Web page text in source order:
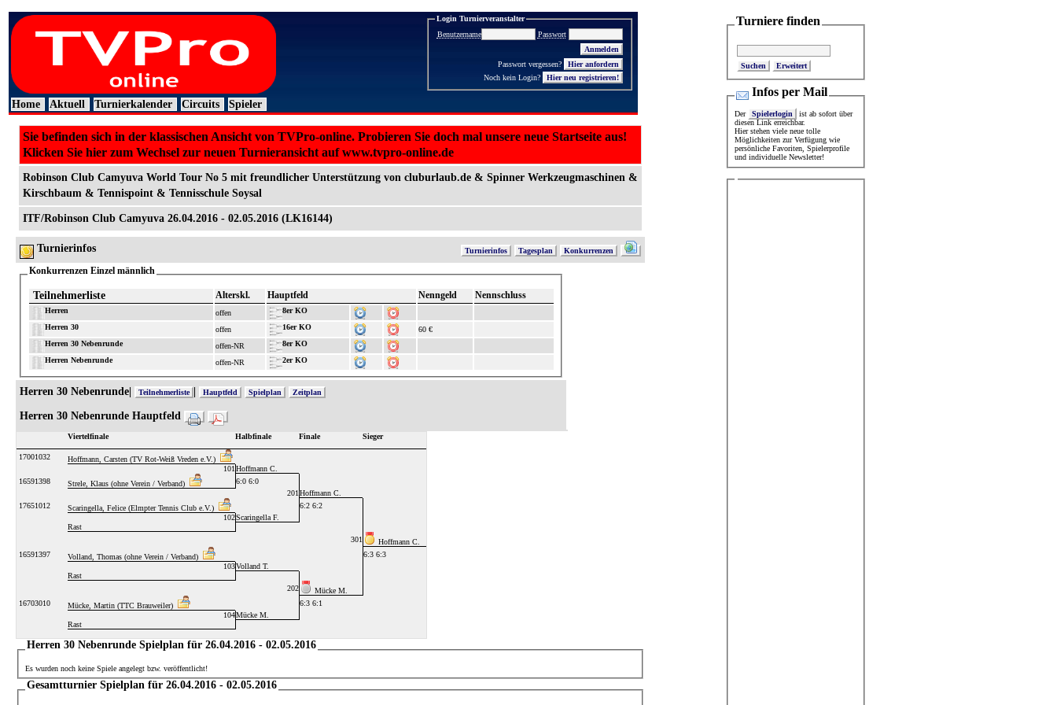
Login Turnierveranstalter
Benutzername
Passwort
Passwort vergessen?
Noch kein Login?
Hier neu registrieren!
Home Aktuell Turnierkalender Circuits Spieler
Sie befinden sich in der klassischen Ansicht von TVPro-online. Probieren Sie doch mal unsere neue Startseite aus!
Klicken Sie hier zum Wechsel zur neuen Turnieransicht auf www.tvpro-online.de
Robinson Club Camyuva World Tour No 5 mit freundlicher Unterstützung von cluburlaub.de & Spinner Werkzeugmaschinen &
Kirschbaum & Tennispoint & Tennisschule Soysal
ITF/Robinson Club Camyuva 26.04.2016 - 02.05.2016 (LK16144)
Turnierinfos Turnierinfos Tagesplan Konkurrenzen
Konkurrenzen Einzel männlich
Teilnehmerliste Alterskl. Hauptfeld Nenngeld Nennschluss
Herren offen
8er KO
Herren 30
offen 16er KO
60 €
Herren 30 Nebenrunde
offen-NR
8er KO
Herren Nebenrunde
offen-NR 2er KO
Herren 30 Nebenrunde| Teilnehmerliste Hauptfeld Spielplan Zeitplan
Herren 30 Nebenrunde Hauptfeld
Viertelfinale Halbfinale Finale Sieger
17001032
Hoffmann, Carsten (TV Rot-Weiß Vreden e.V.)
101 Hoffmann C.
16591398
Strele, Klaus (ohne Verein / Verband)
6:0 6:0
201 Hoffmann C.
17651012
Scaringella, Felice (Elmpter Tennis Club e.V.)
6:2 6:2
102Scaringella F.
Rast
301
Hoffmann C.
16591397
Volland, Thomas (ohne Verein / Verband)
6:3 6:3
103Volland T.
Rast
202
Mücke M.
16703010
Mücke, Martin (TTC Brauweiler)
6:3 6:1
104Mücke M.
Rast
Herren 30 Nebenrunde Spielplan für 26.04.2016 - 02.05.2016
Es wurden noch keine Spiele angelegt bzw. veröffentlicht!
Gesamtturnier Spielplan für 26.04.2016 - 02.05.2016
Turniere finden
Erweitert
Infos per Mail
Der Spielerlogin
ist ab sofort über
diesen Link erreichbar.
Hier stehen viele neue tolle
Möglichkeiten zur Verfügung wie
persönliche Favoriten, Spielerprofile
und individuelle Newsletter!